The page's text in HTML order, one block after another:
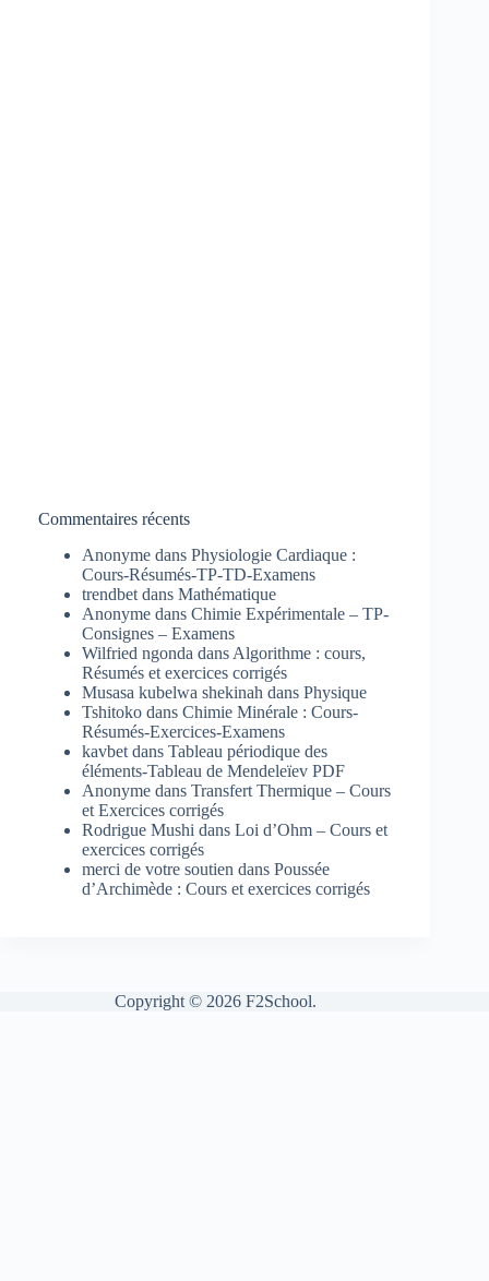
Commentaires récents
Anonyme dans Physiologie Cardiaque :
Cours-Résumés-TP-TD-Examens
trendbet dans Mathématique
Anonyme dans Chimie Expérimentale – TP-
Consignes – Examens
Wilfried ngonda dans Algorithme : cours,
Résumés et exercices corrigés
Musasa kubelwa shekinah dans Physique
Tshitoko dans Chimie Minérale : Cours-
Résumés-Exercices-Examens
kavbet dans Tableau périodique des
éléments-Tableau de Mendeleïev PDF
Anonyme dans Transfert Thermique – Cours
et Exercices corrigés
Rodrigue Mushi dans Loi d’Ohm – Cours et
exercices corrigés
merci de votre soutien dans Poussée
d’Archimède : Cours et exercices corrigés
Copyright © 2026 F2School.